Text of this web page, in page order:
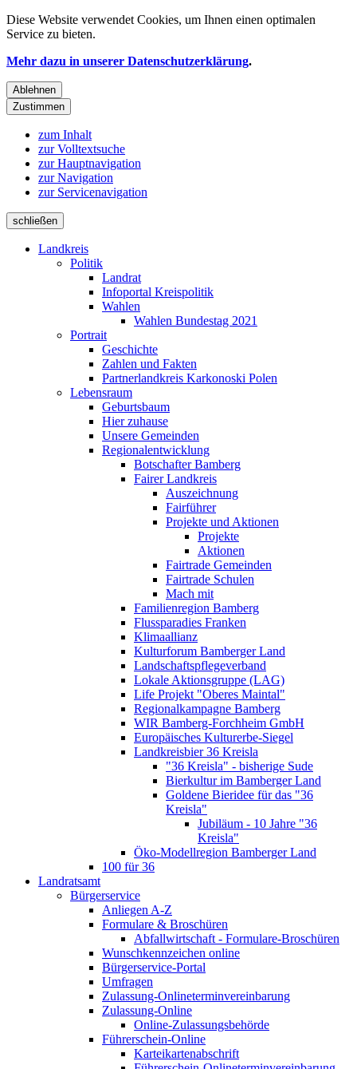
Diese Website verwendet Cookies, um Ihnen einen optimalen
Service zu bieten.
Mehr dazu in unserer Datenschutzerklärung.
Ablehnen
Zustimmen
zum Inhalt
zur Volltextsuche
zur Hauptnavigation
zur Navigation
zur Servicenavigation
schließen
Landkreis
Politik
Landrat
Infoportal Kreispolitik
Wahlen
Wahlen Bundestag 2021
Portrait
Geschichte
Zahlen und Fakten
Partnerlandkreis Karkonoski Polen
Lebensraum
Geburtsbaum
Hier zuhause
Unsere Gemeinden
Regionalentwicklung
Botschafter Bamberg
Fairer Landkreis
Auszeichnung
Fairführer
Projekte und Aktionen
Projekte
Aktionen
Fairtrade Gemeinden
Fairtrade Schulen
Mach mit
Familienregion Bamberg
Flussparadies Franken
Klimaallianz
Kulturforum Bamberger Land
Landschaftspflegeverband
Lokale Aktionsgruppe (LAG)
Life Projekt "Oberes Maintal"
Regionalkampagne Bamberg
WIR Bamberg-Forchheim GmbH
Europäisches Kulturerbe-Siegel
Landkreisbier 36 Kreisla
"36 Kreisla" - bisherige Sude
Bierkultur im Bamberger Land
Goldene Bieridee für das "36
Kreisla"
Jubiläum - 10 Jahre "36
Kreisla"
Öko-Modellregion Bamberger Land
100 für 36
Landratsamt
Bürgerservice
Anliegen A-Z
Formulare & Broschüren
Abfallwirtschaft - Formulare-Broschüren
Wunschkennzeichen online
Bürgerservice-Portal
Umfragen
Zulassung-Onlineterminvereinbarung
Zulassung-Online
Online-Zulassungsbehörde
Führerschein-Online
Karteikartenabschrift